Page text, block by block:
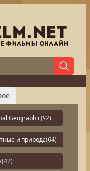
Geographic(92)
и природа(64)
(42)